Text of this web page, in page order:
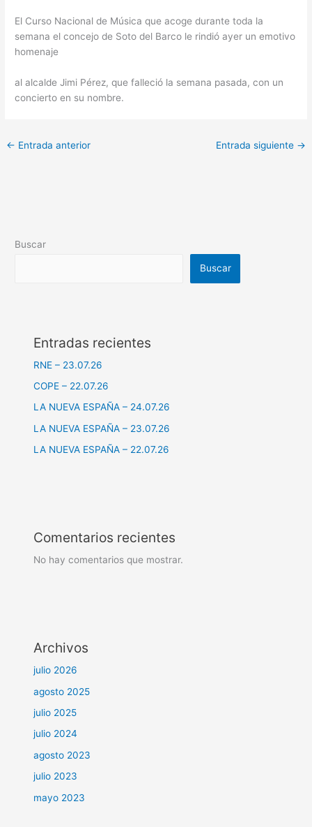
El Curso Nacional de Música que acoge durante toda la
semana el concejo de Soto del Barco le rindió ayer un emotivo
homenaje
al alcalde Jimi Pérez, que falleció la semana pasada, con un
concierto en su nombre.
← Entrada anterior Entrada siguiente →
Buscar
Buscar
Entradas recientes
RNE – 23.07.26
COPE – 22.07.26
LA NUEVA ESPAÑA – 24.07.26
LA NUEVA ESPAÑA – 23.07.26
LA NUEVA ESPAÑA – 22.07.26
Comentarios recientes
No hay comentarios que mostrar.
Archivos
julio 2026
agosto 2025
julio 2025
julio 2024
agosto 2023
julio 2023
mayo 2023